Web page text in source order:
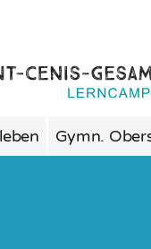
Gymn.